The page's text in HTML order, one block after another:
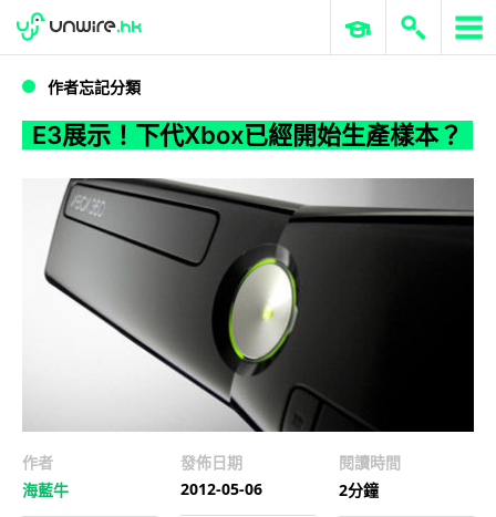
E3展示！下代Xbox已經開始生產樣本？
WWDC 2026 ERP 與商業 AI
作者忘記分類
E3展示！下代Xbox已經開始生產樣本？
作者
海藍牛
發佈日期
2012-05-06
閱讀時間
2分鐘